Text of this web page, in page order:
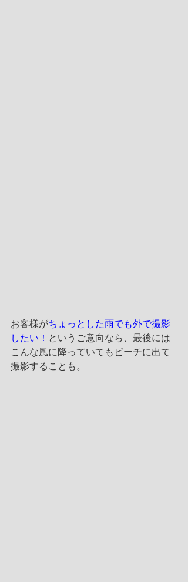
お客様がちょっとした雨でも外で撮影
したい！ というご意向なら、 最後には
こんな風に降っていてもビーチに出て
撮影することも。